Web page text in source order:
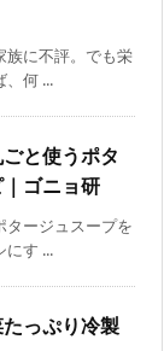
族に不評。でも栄
、何 ...
と使うポタ
ゴニョ研
タージュスープを
にす ...
っぷり冷製